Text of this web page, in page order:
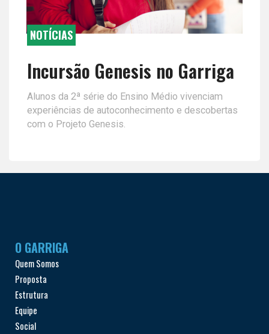
NOTÍCIAS
Incursão Genesis no Garriga
Alunos da 2ª série do Ensino Médio vivenciam
experiências de autoconhecimento e descobertas
com o Projeto Genesis.
O GARRIGA
Quem Somos
Proposta
Estrutura
Equipe
Social